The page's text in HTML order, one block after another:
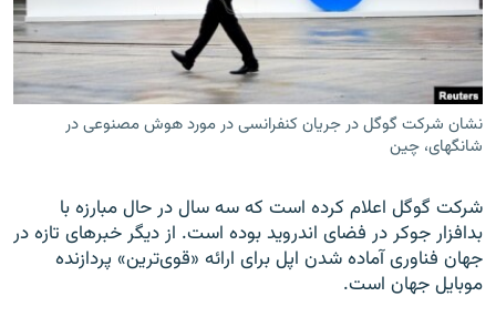
زبان‌های دیگر
نشان شرکت گوگل در جریان کنفرانسی در مورد هوش مصنوعی در
شانگهای، چین
شرکت گوگل اعلام کرده است که سه سال در حال مبارزه با
بدافزار جوکر در فضای اندروید بوده است. از دیگر خبرهای تازه در
جهان فناوری آماده شدن اپل برای ارائه «قوی‌ترین» پردازنده
موبایل جهان است.